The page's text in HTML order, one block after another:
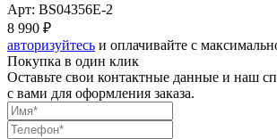
Арт: BS04356E-2
8 990 ₽
авторизуйтесь и оплачивайте с
Покупка в один клик
Оставьте свои контактные данные и наш
с вами для оформления заказа.